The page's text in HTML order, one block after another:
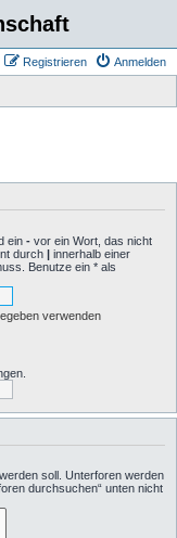
Anmelden
Registrieren
ein - vor ein Wort, das nicht
durch | innerhalb einer
Benutze ein * als
verwenden
soll. Unterforen werden
durchsuchen“ unten nicht